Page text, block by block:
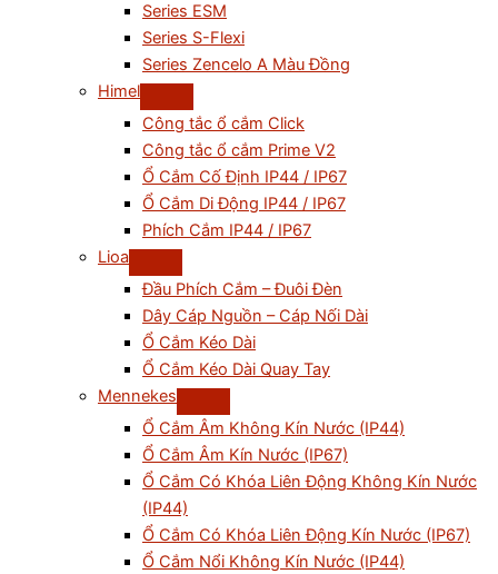
Series ESM
Series S-Flexi
Series Zencelo A Màu Đồng
Himel
Công tắc ổ cắm Click
Công tắc ổ cắm Prime V2
Ổ Cắm Cố Định IP44 / IP67
Ổ Cắm Di Động IP44 / IP67
Phích Cắm IP44 / IP67
Lioa
Đầu Phích Cắm – Đuôi Đèn
Dây Cáp Nguồn – Cáp Nối Dài
Ổ Cắm Kéo Dài
Ổ Cắm Kéo Dài Quay Tay
Mennekes
Ổ Cắm Âm Không Kín Nước (IP44)
Ổ Cắm Âm Kín Nước (IP67)
Ổ Cắm Có Khóa Liên Động Không Kín Nước
(IP44)
Ổ Cắm Có Khóa Liên Động Kín Nước (IP67)
Ổ Cắm Nổi Không Kín Nước (IP44)